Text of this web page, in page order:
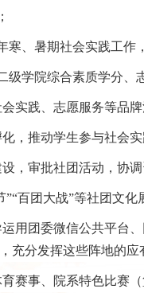
、暑期社会实践工作
学院综合素质学分、
实践、志愿服务等品
，推动学生参与社会
，审批社团活动，协
百团大战”等社团文化
用团委微信公共平台
充分发挥这些阵地的应
赛事、院系特色比赛